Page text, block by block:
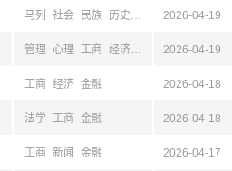
马列 社会 民族 历史 生物 旅游 经济
2026-04-19
管理 心理 工商 经济 经贸 2026-04-19
工商 经济 金融 2026-04-18
法学 工商 金融 2026-04-18
工商 新闻 金融 2026-04-17